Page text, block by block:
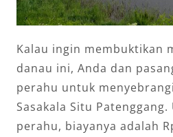
Kalau ingin membuktikan
danau ini, Anda dan
perahu untuk
Sasakala Situ Patenggang.
perahu, biayanya adalah